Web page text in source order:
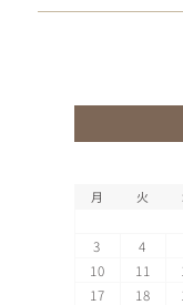
月 火
3
4
10
11
17
18